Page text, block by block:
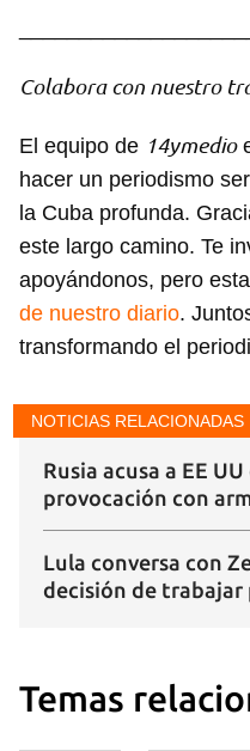
Guardar como favorito
iniciar sesión con tu
Colabora con nuestro
El equipo de 14ymedio
hacer un periodismo
la Cuba profunda.
este largo camino. Te
apoyándonos, pero
de nuestro diario.
transformando el
NOTICIAS RELACIONADAS
Rusia acusa a EE
provocación con
Lula conversa con
decisión de trabajar
Temas